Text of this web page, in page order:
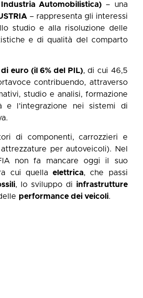
Automobilistica) – una
– rappresenta gli interessi
studio e alla risoluzione delle
e di qualità del comparto
euro (il 6% del PIL), di cui 46,5
contribuendo, attraverso
studio e analisi, formazione
e l’integrazione nei sistemi di
di componenti, carrozzieri e
per autoveicoli). Nel
non fa mancare oggi il suo
cui quella elettrica, che passi
, lo sviluppo di infrastrutture
performance dei veicoli.